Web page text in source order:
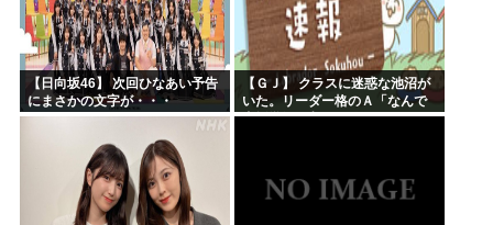
【日向坂46】 次回ひなあい予告
にまさかの文字が・・・
【ＧＪ】 クラスに迷惑な池沼が
いた。リーダー格のＡ「なんで
支援学級に入れないんです